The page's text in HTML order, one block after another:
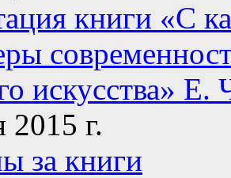
книги «С
искусства» Е.
г.
за книги